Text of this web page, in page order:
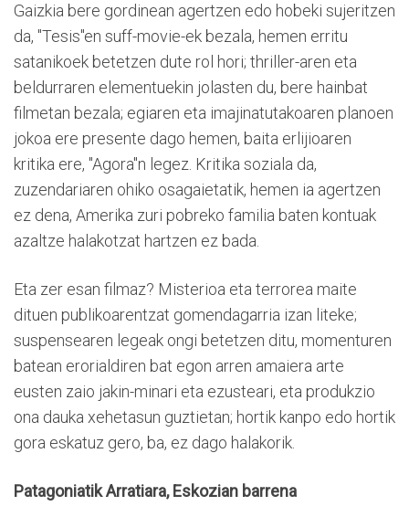
Gaizkia bere gordinean agertzen edo hobeki sujeritzen
da, "Tesis"en suff-movie-ek bezala, hemen erritu
satanikoek betetzen dute rol hori; thriller-aren eta
beldurraren elementuekin jolasten du, bere hainbat
filmetan bezala; egiaren eta imajinatutakoaren planoen
jokoa ere presente dago hemen, baita erlijioaren
kritika ere, "Agora"n legez. Kritika soziala da,
zuzendariaren ohiko osagaietatik, hemen ia agertzen
ez dena, Amerika zuri pobreko familia baten kontuak
azaltze halakotzat hartzen ez bada.
Eta zer esan filmaz? Misterioa eta terrorea maite
dituen publikoarentzat gomendagarria izan liteke;
suspensearen legeak ongi betetzen ditu, momenturen
batean erorialdiren bat egon arren amaiera arte
eusten zaio jakin-minari eta ezusteari, eta produkzio
ona dauka xehetasun guztietan; hortik kanpo edo hortik
gora eskatuz gero, ba, ez dago halakorik.
Patagoniatik Arratiara, Eskozian barrena